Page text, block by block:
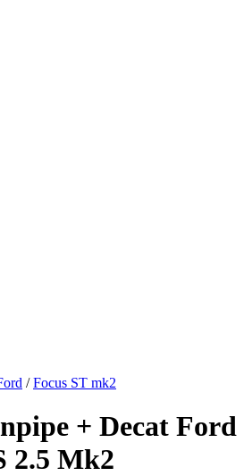
/ Focus ST mk2
+ Decat Ford
2.5 Mk2